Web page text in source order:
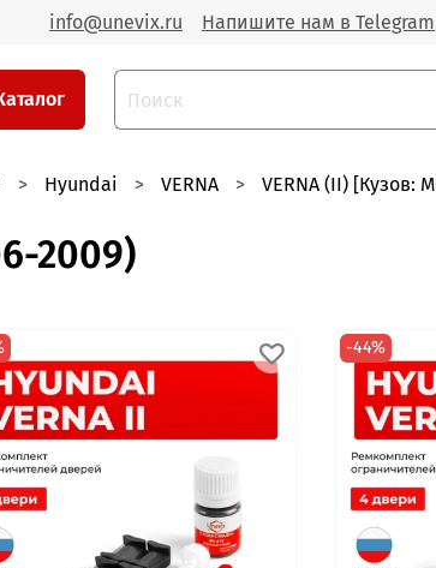
info@unevix.ru Напишите нам в Telegram
Hyundai VERNA VERNA (II) [Кузов:
2009)
-44%